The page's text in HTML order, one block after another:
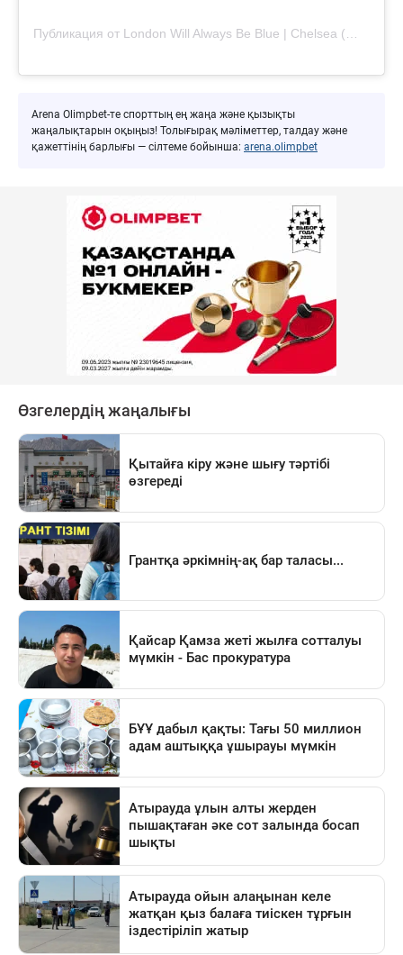
Arena Olimpbet-те спорттың ең жаңа және қызықты
жаңалықтарын оқыңыз! Толығырақ мәліметтер, талдау және
қажеттінің барлығы — сілтеме бойынша: arena.olimpbet